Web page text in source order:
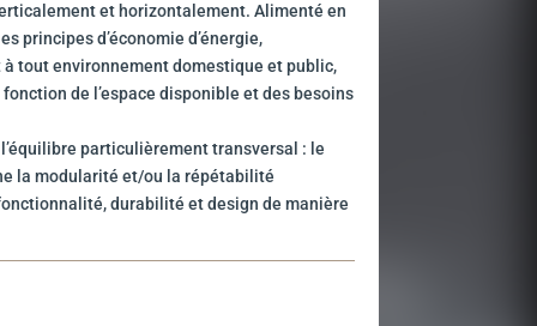
et horizontalement. Alimenté en
principes d’économie d’énergie,
à tout environnement domestique et public,
de l’espace disponible et des besoins
particulièrement transversal : le
la modularité et/ou la répétabilité
durabilité et design de manière